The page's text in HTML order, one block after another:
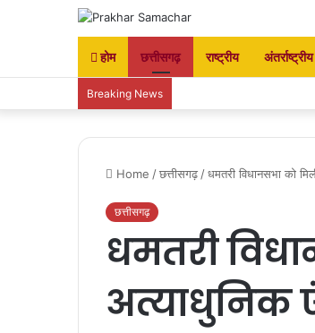
होम छत्तीसगढ़ राष्ट्रीय अंतर्राष्ट्रीय
Breaking News
Home /छत्तीसगढ़ /धमतरी विधानसभा को
छत्तीसगढ़
धमतरी
अत्याधुनिक